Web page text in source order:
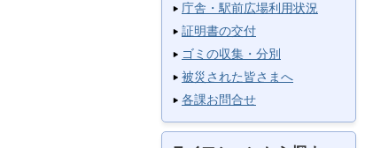
庁舎・駅前広場利用状況
証明書の交付
ゴミの収集・分別
被災された皆さまへ
各課お問合せ